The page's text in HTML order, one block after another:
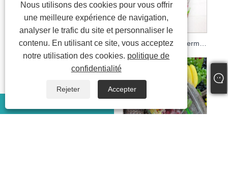
Sacs en plastique pour raisins/sacs d'emballage en plastique de raisins/sacs en plastique de fruits pour supermarché
Nous utilisons des cookies pour vous offrir
une meilleure expérience de navigation,
analyser le trafic du site et personnaliser le
contenu. En utilisant ce site, vous acceptez
notre utilisation des cookies. politique de
confidentialité
Rejeter
Accepter